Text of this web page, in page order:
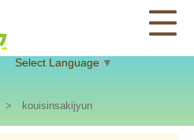
Select Language ▼
> kouisinsakijyun